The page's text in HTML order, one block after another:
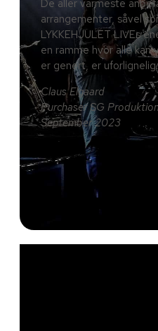
De aller varmeste
arrangementer, såvel
LYKKEHJULET LIVEs
en ramme hvor alle
er genert, er uforlignelig.
Claus Elgaard
Purchaser SG
September 2023